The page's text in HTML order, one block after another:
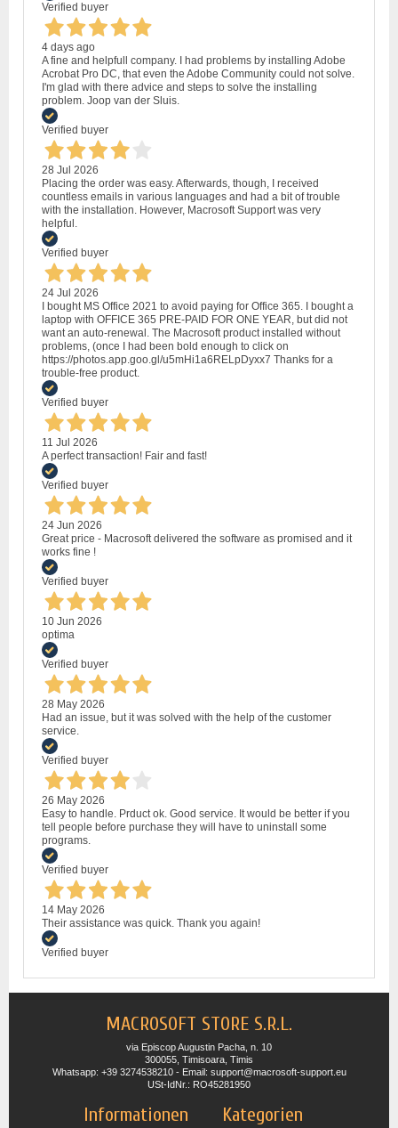
Verified buyer
4 days ago
A fine and helpfull company. I had problems by installing Adobe
Acrobat Pro DC, that even the Adobe Community could not solve.
I'm glad with there advice and steps to solve the installing
problem. Joop van der Sluis.
Verified buyer
28 Jul 2026
Placing the order was easy. Afterwards, though, I received
countless emails in various languages and had a bit of trouble
with the installation. However, Macrosoft Support was very
helpful.
Verified buyer
24 Jul 2026
I bought MS Office 2021 to avoid paying for Office 365. I bought a
laptop with OFFICE 365 PRE-PAID FOR ONE YEAR, but did not
want an auto-renewal. The Macrosoft product installed without
problems, (once I had been bold enough to click on
https://photos.app.goo.gl/u5mHi1a6RELpDyxx7 Thanks for a
trouble-free product.
Verified buyer
11 Jul 2026
A perfect transaction! Fair and fast!
Verified buyer
24 Jun 2026
Great price - Macrosoft delivered the software as promised and it
works fine !
Verified buyer
10 Jun 2026
optima
Verified buyer
28 May 2026
Had an issue, but it was solved with the help of the customer
service.
Verified buyer
26 May 2026
Easy to handle. Prduct ok. Good service. It would be better if you
tell people before purchase they will have to uninstall some
programs.
Verified buyer
14 May 2026
Their assistance was quick. Thank you again!
Verified buyer
MACROSOFT STORE S.R.L.
via Episcop Augustin Pacha, n. 10
300055, Timisoara, Timis
Whatsapp: +39 3274538210 - Email: support@macrosoft-support.eu
USt-IdNr.: RO45281950
Informationen Kategorien